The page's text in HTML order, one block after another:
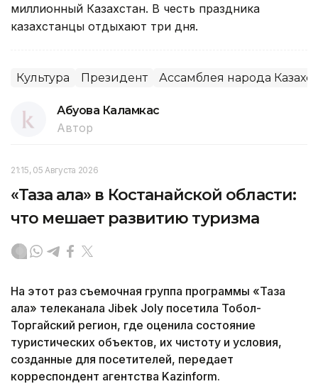
миллионный Казахстан. В честь праздника
казахстанцы отдыхают три дня.
Культура Президент Ассамблея народа
Абуова Каламкас
Автор
21:15, 05 Августа 2026
«Таза қала» в Костанайской области:
что мешает развитию туризма
На этот раз съемочная группа программы «Таза
қала» телеканала Jibek Joly посетила Тобол-
Торгайский регион, где оценила состояние
туристических объектов, их чистоту и условия,
созданные для посетителей, передает
корреспондент агентства Kazinform.